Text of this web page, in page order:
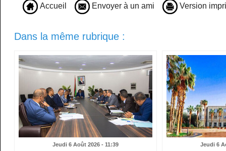
Accueil Envoyer à un ami Version
Dans la même rubrique :
Jeudi 6 Août 2026 - 11:39 Jeudi 6